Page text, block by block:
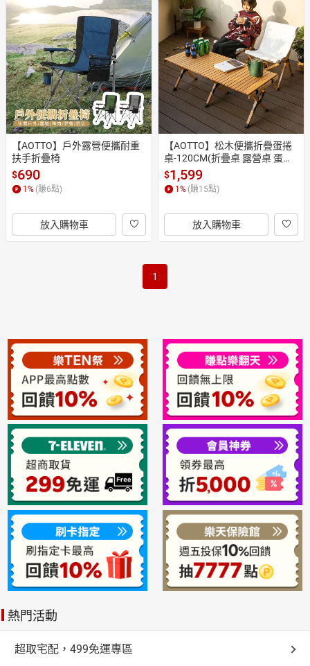
【AOTTO】戶外露營便攜耐重
扶手折疊椅
$690
1% (賺6點)
放入購物車
【AOTTO】松木便攜折疊蛋捲
桌-120CM(折疊桌 露營桌 蛋捲
桌 戶外桌)
$1,599
1% (賺15點)
放入購物車
1
熱門活動
超取宅配，499免運專區